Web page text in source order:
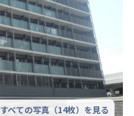
すべての写真（14枚）を見る